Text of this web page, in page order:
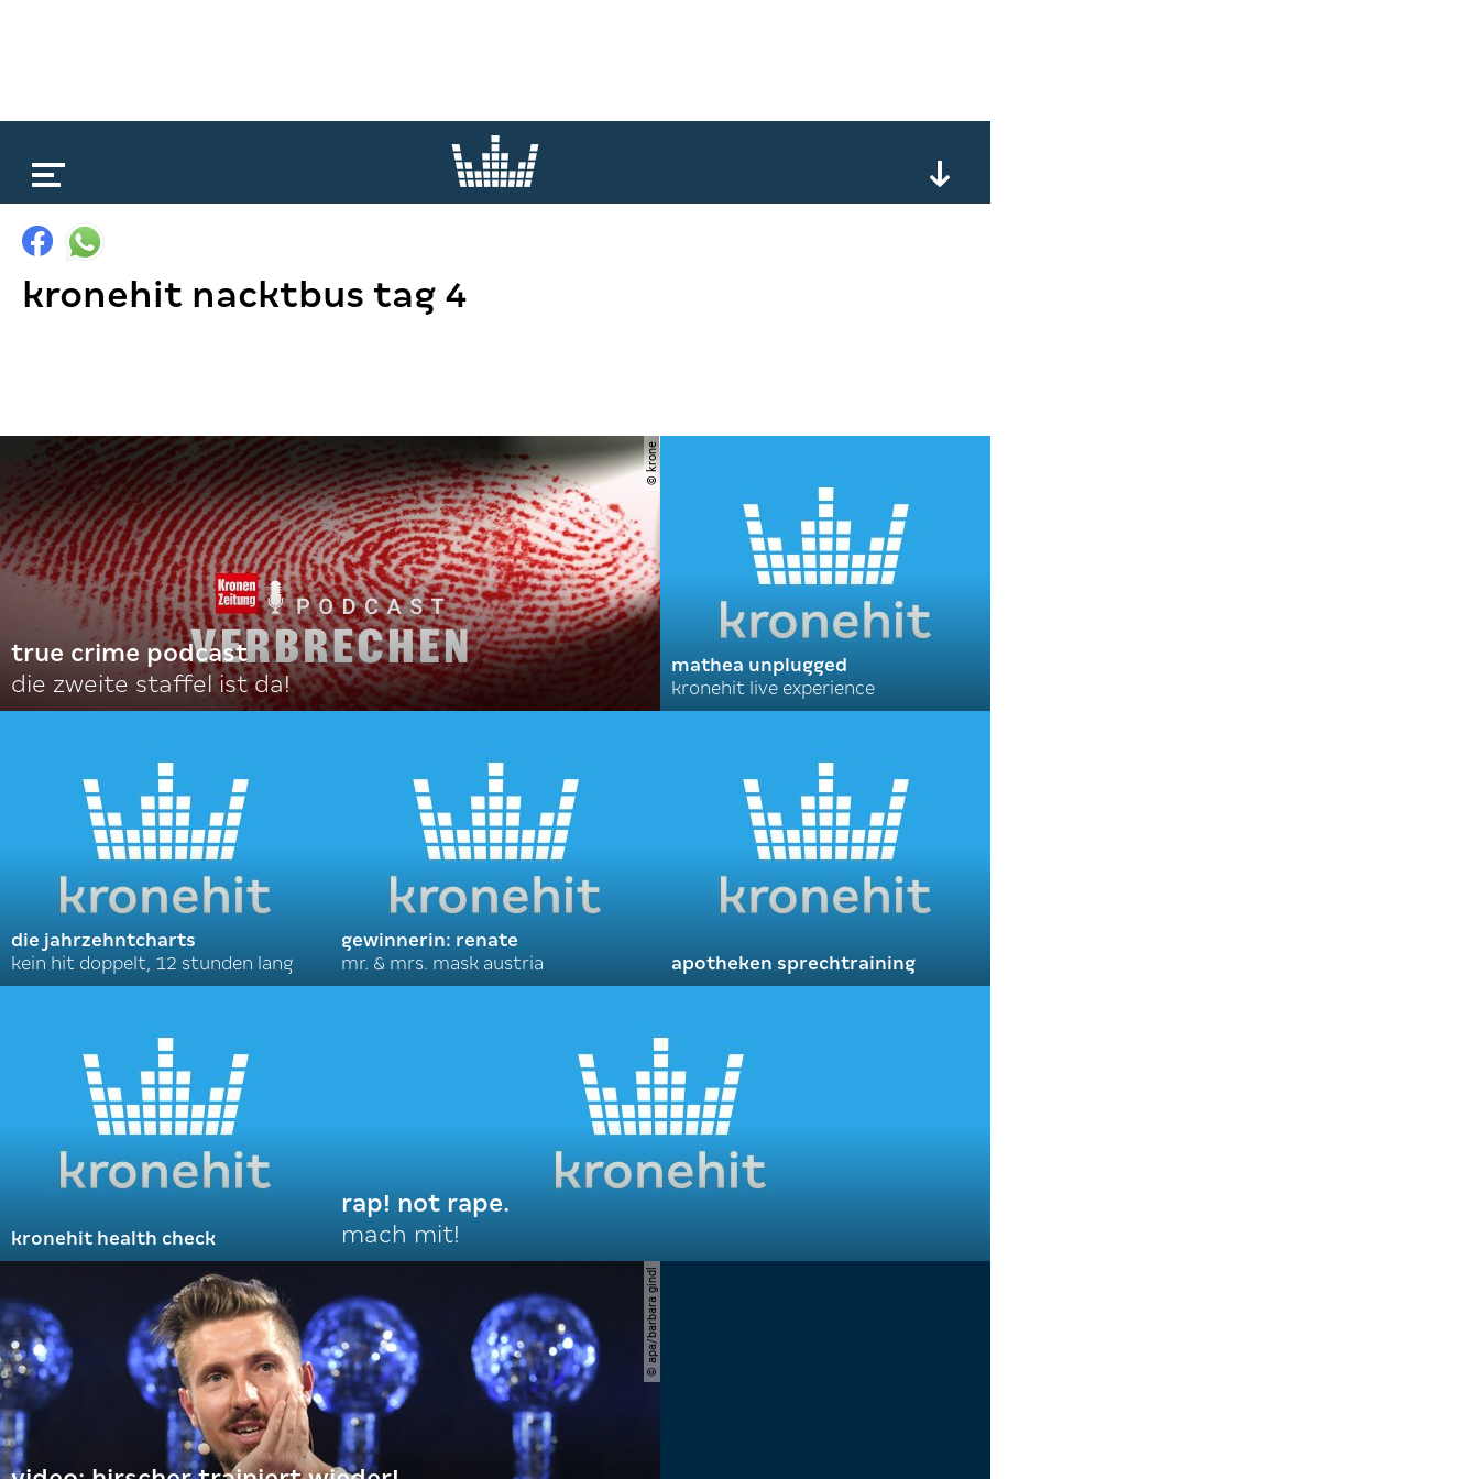
kronehit nacktbus tag 4
© krone
true crime podcast
die zweite staffel ist da!
mathea unplugged
kronehit live experience
die jahrzehntcharts
kein hit doppelt, 12 stunden lang
gewinnerin: renate
mr. & mrs. mask austria
apotheken sprechtraining
kronehit health check
rap! not rape.
mach mit!
© apa/barbara gindl